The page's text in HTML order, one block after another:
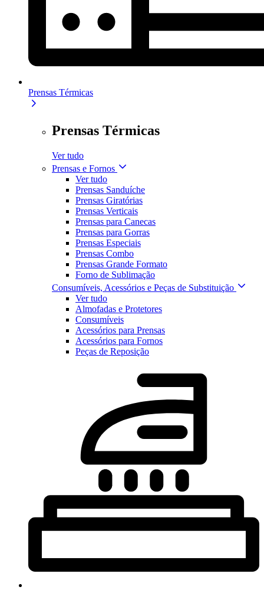
Prensas Térmicas
Prensas Térmicas
Ver tudo
Prensas e Fornos
Ver tudo
Prensas Sanduíche
Prensas Giratórias
Prensas Verticais
Prensas para Canecas
Prensas para Gorras
Prensas Especiais
Prensas Combo
Prensas Grande Formato
Forno de Sublimação
Consumíveis, Acessórios e Peças de Substituição
Ver tudo
Almofadas e Protetores
Consumíveis
Acessórios para Prensas
Acessórios para Fornos
Peças de Reposição